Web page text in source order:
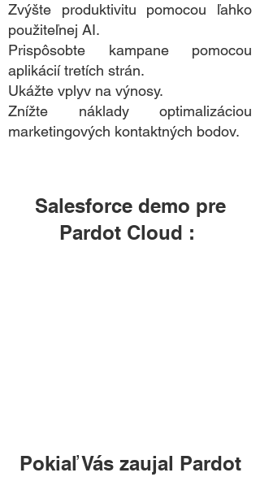
Zvýšte produktivitu pomocou ľahko
použiteľnej AI.
Prispôsobte kampane pomocou
aplikácií tretích strán.
Ukážte vplyv na výnosy.
Znížte náklady optimalizáciou
marketingových kontaktných bodov.
Salesforce demo pre
Pardot Cloud :
Pokiaľ Vás zaujal Pardot